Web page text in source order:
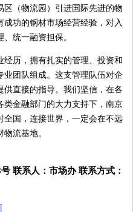
（物流园）引进国际先进的物
功的钢材市场经营经验，对入
统一融资担保。
历，拥有扎实的管理、投资和
业团队组成。这支管理队伍对企
供直接的指导。我们坚信，在各
类金融部门的大力支持下，南京
全国，连接世界，一定会在不远
流基地。
联系人：市场办 联系方式：